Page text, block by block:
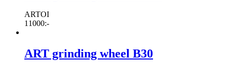
ARTOI
11000:-
ART grinding wheel B30